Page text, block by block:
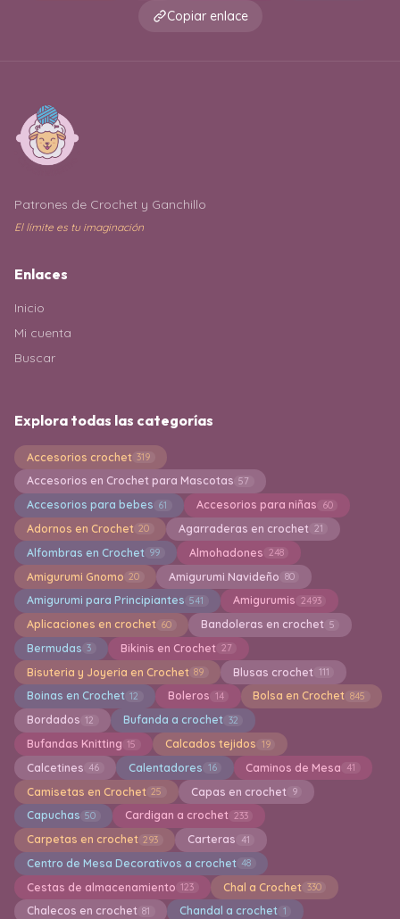
Copiar enlace
Patrones de Crochet y Ganchillo
El límite es tu imaginación
Enlaces
Inicio
Mi cuenta
Buscar
Explora todas las categorías
Accesorios crochet 319
Accesorios en Crochet para Mascotas 57
Accesorios para bebes 61 Accesorios para niñas 60
Adornos en Crochet 20 Agarraderas en crochet 21
Alfombras en Crochet 99 Almohadones 248
Amigurumi Gnomo 20 Amigurumi Navideño 80
Amigurumi para Principiantes 541 Amigurumis 2493
Aplicaciones en crochet 60 Bandoleras en crochet 5
Bermudas 3 Bikinis en Crochet 27
Bisuteria y Joyeria en Crochet 89 Blusas crochet 111
Boinas en Crochet 12 Boleros 14 Bolsa en Crochet 845
Bordados 12 Bufanda a crochet 32
Bufandas Knitting 15 Calcados tejidos 19
Calcetines 46 Calentadores 16 Caminos de Mesa 41
Camisetas en Crochet 25 Capas en crochet 9
Capuchas 50 Cardigan a crochet 233
Carpetas en crochet 293 Carteras 41
Centro de Mesa Decorativos a crochet 48
Cestas de almacenamiento 123 Chal a Crochet 330
Chalecos en crochet 81 Chandal a crochet 1